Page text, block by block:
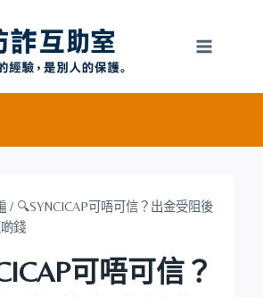
/ 🔍SYNCICAP可唔可信？出金受阻後
錢
可唔可信？